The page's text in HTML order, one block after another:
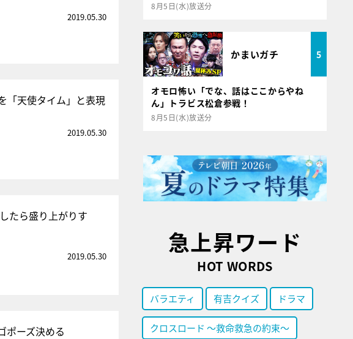
2019.05.30
「天使タイム」と表現
2019.05.30
たら盛り上がりす
2019.05.30
ポーズ決める
8月5日(水)放送分
かまいガチ 5
オモロ怖い「でな、話はここからやね
ん」トラビス松倉参戦！
8月5日(水)放送分
急上昇ワード
HOT WORDS
バラエティ 有吉クイズ ドラマ
クロスロード ～救命救急の約束～